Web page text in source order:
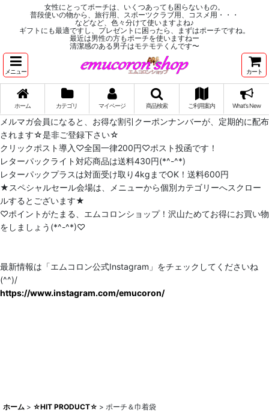
女性にとってポーチは、いくつあっても困らないもの。
普段使いの物から、旅行用、スポーツクラブ用、コスメ用・・・
などなど、色々分けて使いますよね♪
ギフトにも最適ですし、プレゼントに困ったら、まずはポーチですね。
最近は男性の方もポーチを使いますねー
清潔感のある男子はモテモテくんです〜
メニュー カート
ホーム カテゴリ マイページ 商品検索 ご利用案内 What's New
メルマガ会員になると、お得な割引クーポンナンバーが、定期的に配布
されます☆是非ご登録下さい☆
クリックポスト導入♡全国一律200円♡ポスト投函です！
レターパックライト対応商品は送料430円(*^-^*)
レターパックプラスは対面受け取り4kgまでOK！送料600円
★スペシャルセール会場は、メニューから個別カテゴリーへスクロー
ルするとございます★
♡ポイントがたまる、エムコロンショップ！沢山ためてお得にお買い物
をしましょう(*^-^*)♡
最新情報は「エムコロン公式Instagram」をチェックしてくださいね
(^^)/
https://www.instagram.com/emucoron/
ホーム > ☆HIT PRODUCT☆ > ポーチ＆巾着袋